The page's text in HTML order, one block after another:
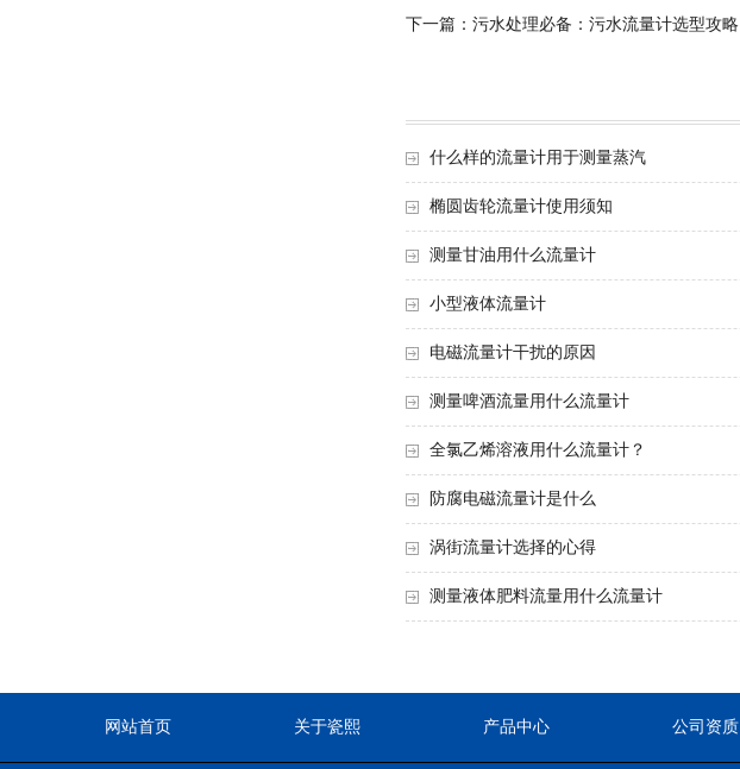
下一篇： 污水处理必备：污水流量计选型攻略
什么样的流量计用于测量蒸汽
椭圆齿轮流量计使用须知
测量甘油用什么流量计
小型液体流量计
电磁流量计干扰的原因
测量啤酒流量用什么流量计
全氯乙烯溶液用什么流量计？
防腐电磁流量计是什么
涡街流量计选择的心得
测量液体肥料流量用什么流量计
网站首页 关于瓷熙 产品中心 公司资质